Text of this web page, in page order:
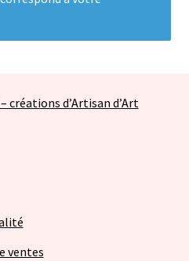
et autres éléments
créations d’Artisan d’Art
ventes